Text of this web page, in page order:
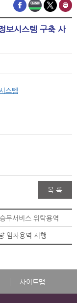
보시스템 구축 사
스템
목 록
무서비스 위탁용역
임차용역 시행
사이트맵